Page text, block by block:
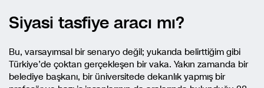
Siyasi tasfiye aracı mı?
Bu, varsayımsal bir senaryo değil; yukarıda belirttiğim gibi
Türkiye’de çoktan gerçekleşen bir vaka. Yakın zamanda bir
belediye başkanı, bir üniversitede dekanlık yapmış bir